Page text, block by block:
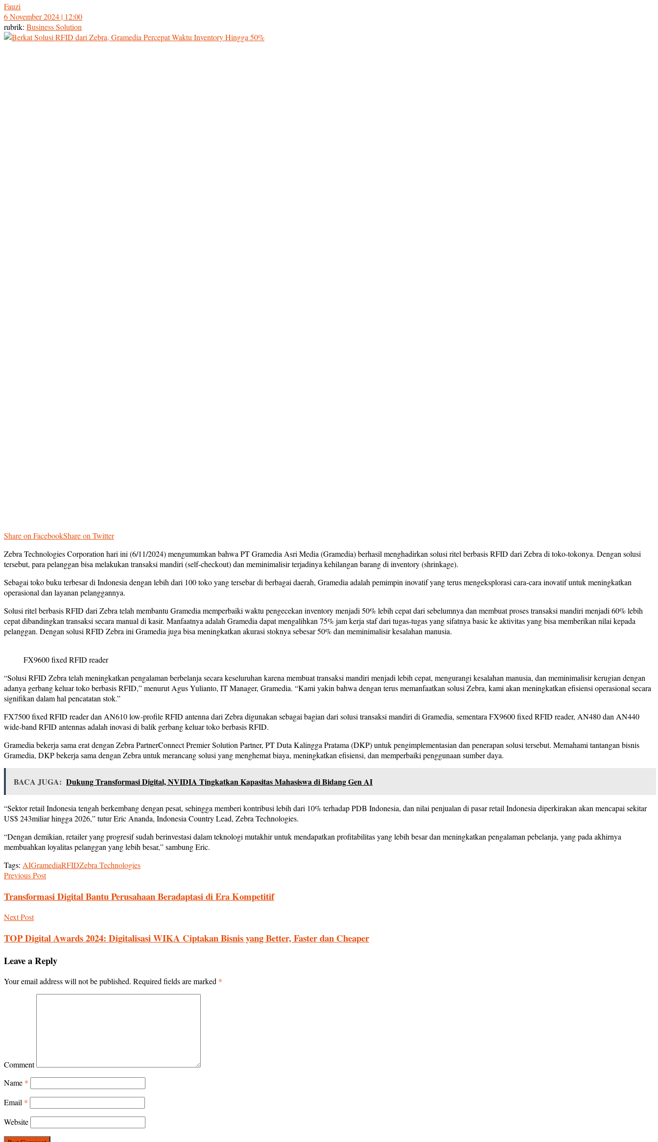
Fauzi
6 November 2024 | 12:00
rubrik: Business Solution
Share on FacebookShare on Twitter
Zebra Technologies Corporation hari ini (6/11/2024) mengumumkan bahwa PT Gramedia Asri Media (Gramedia) berhasil menghadirkan solusi ritel berbasis RFID dari Zebra di toko-tokonya. Dengan solusi
tersebut, para pelanggan bisa melakukan transaksi mandiri (self-checkout) dan meminimalisir terjadinya kehilangan barang di inventory (shrinkage).
Sebagai toko buku terbesar di Indonesia dengan lebih dari 100 toko yang tersebar di berbagai daerah, Gramedia adalah pemimpin inovatif yang terus mengeksplorasi cara-cara inovatif untuk meningkatkan
operasional dan layanan pelanggannya.
Solusi ritel berbasis RFID dari Zebra telah membantu Gramedia memperbaiki waktu pengecekan inventory menjadi 50% lebih cepat dari sebelumnya dan membuat proses transaksi mandiri menjadi 60% lebih
cepat dibandingkan transaksi secara manual di kasir. Manfaatnya adalah Gramedia dapat mengalihkan 75% jam kerja staf dari tugas-tugas yang sifatnya basic ke aktivitas yang bisa memberikan nilai kepada
pelanggan. Dengan solusi RFID Zebra ini Gramedia juga bisa meningkatkan akurasi stoknya sebesar 50% dan meminimalisir kesalahan manusia.
FX9600 fixed RFID reader
“Solusi RFID Zebra telah meningkatkan pengalaman berbelanja secara keseluruhan karena membuat transaksi mandiri menjadi lebih cepat, mengurangi kesalahan manusia, dan meminimalisir kerugian dengan
adanya gerbang keluar toko berbasis RFID,” menurut Agus Yulianto, IT Manager, Gramedia. “Kami yakin bahwa dengan terus memanfaatkan solusi Zebra, kami akan meningkatkan efisiensi operasional secara
signifikan dalam hal pencatatan stok.”
FX7500 fixed RFID reader dan AN610 low-profile RFID antenna dari Zebra digunakan sebagai bagian dari solusi transaksi mandiri di Gramedia, sementara FX9600 fixed RFID reader, AN480 dan AN440
wide-band RFID antennas adalah inovasi di balik gerbang keluar toko berbasis RFID.
Gramedia bekerja sama erat dengan Zebra PartnerConnect Premier Solution Partner, PT Duta Kalingga Pratama (DKP) untuk pengimplementasian dan penerapan solusi tersebut. Memahami tantangan bisnis
Gramedia, DKP bekerja sama dengan Zebra untuk merancang solusi yang menghemat biaya, meningkatkan efisiensi, dan memperbaiki penggunaan sumber daya.
BACA JUGA: Dukung Transformasi Digital, NVIDIA Tingkatkan Kapasitas Mahasiswa di Bidang Gen AI
“Sektor retail Indonesia tengah berkembang dengan pesat, sehingga memberi kontribusi lebih dari 10% terhadap PDB Indonesia, dan nilai penjualan di pasar retail Indonesia diperkirakan akan mencapai sekitar
US$ 243miliar hingga 2026,” tutur Eric Ananda, Indonesia Country Lead, Zebra Technologies.
“Dengan demikian, retailer yang progresif sudah berinvestasi dalam teknologi mutakhir untuk mendapatkan profitabilitas yang lebih besar dan meningkatkan pengalaman pebelanja, yang pada akhirnya
membuahkan loyalitas pelanggan yang lebih besar,” sambung Eric.
Tags: AIGramediaRFIDZebra Technologies
Previous Post
Transformasi Digital Bantu Perusahaan Beradaptasi di Era Kompetitif
Next Post
TOP Digital Awards 2024: Digitalisasi WIKA Ciptakan Bisnis yang Better, Faster dan Cheaper
Leave a Reply
Your email address will not be published. Required fields are marked *
Comment
Name *
Email *
Website